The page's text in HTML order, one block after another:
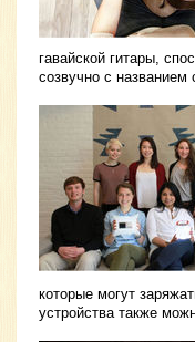
гавайской гитары,
созвучно с
которые могут
устройства также